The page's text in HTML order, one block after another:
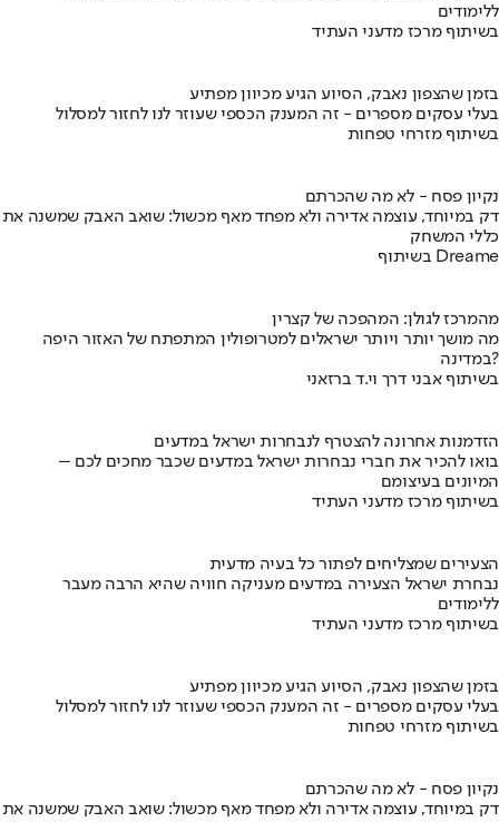
ללימודים
בשיתוף מרכז מדעני העתיד
בזמן שהצפון נאבק, הסיוע הגיע מכיוון מפתיע
בעלי עסקים מספרים - זה המענק הכספי שעוזר לנו לחזור למסלול
בשיתוף מזרחי טפחות
נקיון פסח - לא מה שהכרתם
דק במיוחד, עוצמה אדירה ולא מפחד מאף מכשול: שואב האבק שמשנה את
כללי המשחק
בשיתוף Dreame
מהמרכז לגולן: המהפכה של קצרין
מה מושך יותר ויותר ישראלים למטרופולין המתפתח של האזור היפה
במדינה?
בשיתוף אבני דרך וי.ד ברזאני
הזדמנות אחרונה להצטרף לנבחרות ישראל במדעים
בואו להכיר את חברי נבחרות ישראל במדעים שכבר מחכים לכם –
המיונים בעיצומם
בשיתוף מרכז מדעני העתיד
הצעירים שמצליחים לפתור כל בעיה מדעית
נבחרת ישראל הצעירה במדעים מעניקה חוויה שהיא הרבה מעבר
ללימודים
בשיתוף מרכז מדעני העתיד
בזמן שהצפון נאבק, הסיוע הגיע מכיוון מפתיע
בעלי עסקים מספרים - זה המענק הכספי שעוזר לנו לחזור למסלול
בשיתוף מזרחי טפחות
נקיון פסח - לא מה שהכרתם
דק במיוחד, עוצמה אדירה ולא מפחד מאף מכשול: שואב האבק שמשנה את